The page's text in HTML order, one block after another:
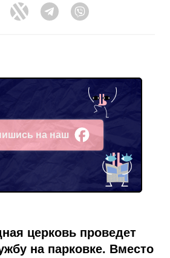
FacebookTwitter Telegram
на наш
церковь проведет
на парковке. Вместо